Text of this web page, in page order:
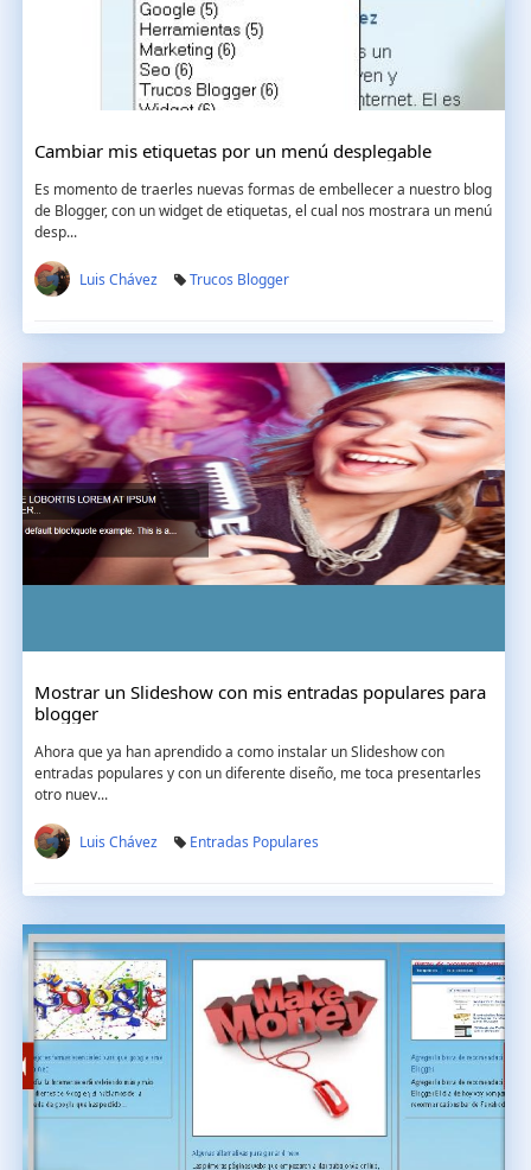
Cambiar mis etiquetas por un menú desplegable
Es momento de traerles nuevas formas de embellecer a nuestro blog
de Blogger, con un widget de etiquetas, el cual nos mostrara un menú
desp...
Luis Chávez Trucos Blogger
Mostrar un Slideshow con mis entradas populares para
blogger
Ahora que ya han aprendido a como instalar un Slideshow con
entradas populares y con un diferente diseño, me toca presentarles
otro nuev...
Luis Chávez Entradas Populares